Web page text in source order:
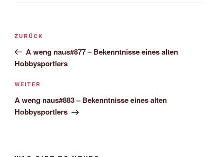
Beitrags-
Vorheriger
Beitrag
ZURÜCK
A weng naus#877 – Bekenntnisse eines alten
Hobbysportlers
Nächster
Beitrag
WEITER
A weng naus#883 – Bekenntnisse eines alten
Hobbysportlers